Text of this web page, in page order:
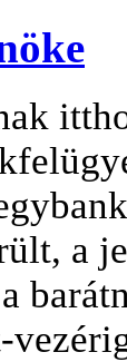
a